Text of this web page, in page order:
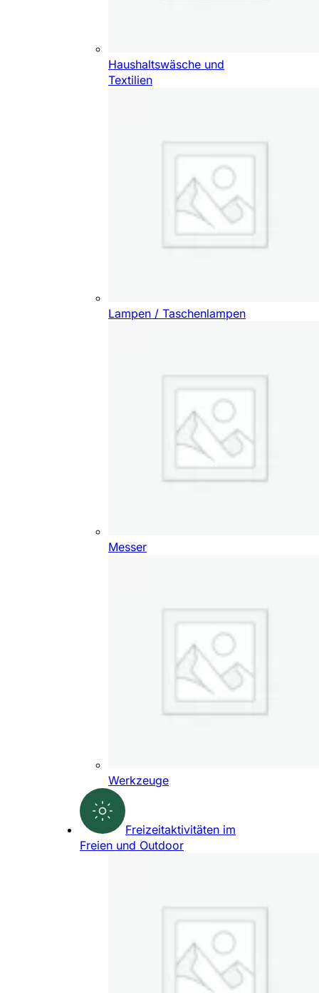
Haushaltswäsche und
Textilien
Lampen / Taschenlampen
Messer
Werkzeuge
Freizeitaktivitäten im
Freien und Outdoor